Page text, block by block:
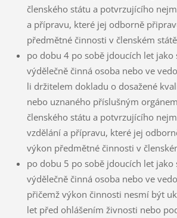
členského státu a potvrzujícího
a přípravu, které jej odborně
předmětné činnosti v členském
po dobu 4 po sobě jdoucích let jako
výdělečně činná osoba nebo ve
li držitelem dokladu o dosažené
nebo uznaného příslušným
členského státu a potvrzujícího
vzdělání a přípravu, které jej
výkon předmětné činnosti v
po dobu 5 po sobě jdoucích let jako
výdělečně činná osoba nebo ve
přičemž výkon činnosti nesmí být
let před ohlášením živnosti nebo